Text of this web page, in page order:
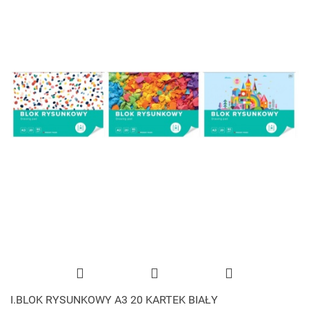
I.BLOK RYSUNKOWY A3 20 KARTEK BIAŁY